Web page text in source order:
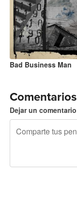
Bad Business Man
Comentarios
Dejar un comentario